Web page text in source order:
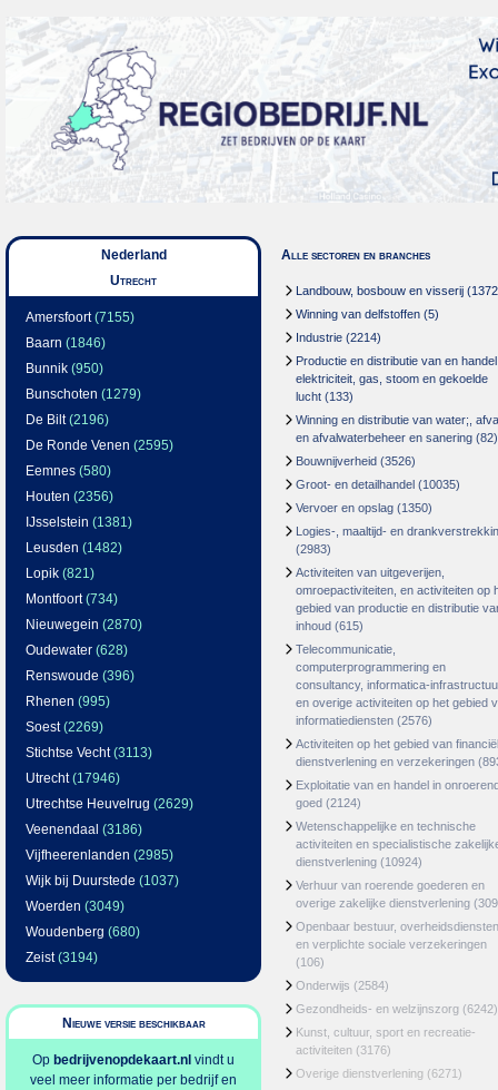
Nederland
Utrecht
Amersfoort(7155)
Baarn (1846)
Bunnik (950)
Bunschoten (1279)
De Bilt(2196)
De Ronde Venen (2595)
Eemnes (580)
Houten (2356)
IJsselstein (1381)
Leusden (1482)
Lopik (821)
Montfoort(734)
Nieuwegein (2870)
Oudewater (628)
Renswoude (396)
Rhenen (995)
Soest(2269)
Stichtse Vecht(3113)
Utrecht(17946)
Utrechtse Heuvelrug (2629)
Veenendaal (3186)
Vijfheerenlanden (2985)
Wijk bij Duurstede (1037)
Woerden (3049)
Woudenberg (680)
Zeist(3194)
Nieuwe versie beschikbaar
Op bedrijvenopdekaart.nl vindt u
veel meer informatie per bedrijf en
Alle sectoren en branches
Landbouw, bosbouw en visserij
Winning van delfstoffen (5)
Industrie (2214)
Productie en distributie van en
elektriciteit, gas, stoom en gekoelde
lucht (133)
Winning en distributie van water;,
en afvalwaterbeheer en sanering (82)
Bouwnijverheid (3526)
Groot- en detailhandel (10035)
Vervoer en opslag (1350)
Logies-, maaltijd- en
(2983)
Activiteiten van uitgeverijen,
omroepactiviteiten, en activiteiten op
gebied van productie en distributie
inhoud (615)
Telecommunicatie,
computerprogrammering en
consultancy, informatica-
en overige activiteiten op het gebied
informatiediensten (2576)
Activiteiten op het gebied van
dienstverlening en verzekeringen
Exploitatie van en handel in
goed (2124)
Wetenschappelijke en technische
activiteiten en specialistische
dienstverlening (10924)
Verhuur van roerende goederen en
overige zakelijke dienstverlening
Openbaar bestuur, overheidsdiensten
en verplichte sociale verzekeringen
(106)
Onderwijs (2584)
Gezondheids- en welzijnszorg (6242)
Kunst, cultuur, sport en recreatie-
activiteiten (3176)
Overige dienstverlening (6271)